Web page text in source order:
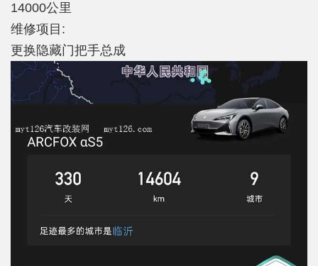
14000公里
维修项目:
更换隐藏门把手总成